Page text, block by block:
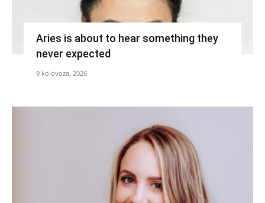
Aries is about to hear something they
never expected
9 kolovoza, 2026